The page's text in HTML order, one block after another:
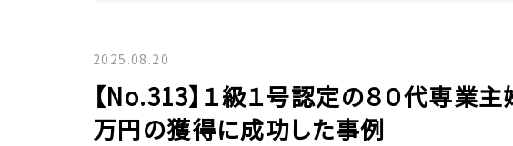
2025.08.20
【No.313】１級１号認定の８０代専業
万円の獲得に成功した事例